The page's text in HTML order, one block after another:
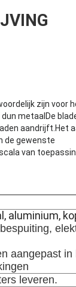
zijn voor
metaalDe
aandrijft.Het
de gewenste
van
aluminium,
aangepast in
leveren.